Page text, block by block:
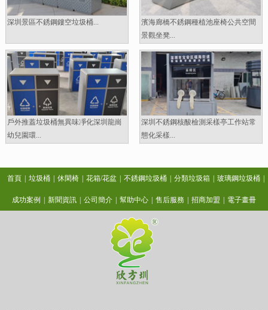
深圳景區不銹鋼鏤空垃圾桶...
濱海廊橋不銹鋼種植池座椅公共空間
景觀坐凳...
戶外推蓋垃圾桶無異味凈化深圳龍崗
幼兒園環...
深圳不銹鋼核酸檢測采樣亭工作站常
態化采樣...
首頁 | 垃圾桶 | 休閑椅 | 花箱/花盆 | 不銹鋼垃圾桶 | 分類垃圾箱 | 玻璃鋼垃圾桶 |
成功案例 | 新聞資訊 | 公司簡介 | 幫助中心 | 售后服務 | 招商加盟 | 電子畫冊